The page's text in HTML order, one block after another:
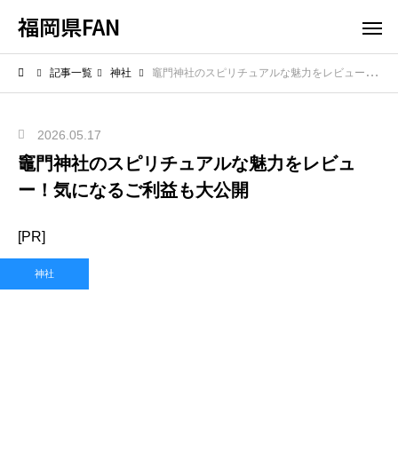
福岡県FAN
記事一覧 神社 竈門神社のスピリチュアルな魅力をレビュー！気になるご利益も大公開
2026.05.17
竈門神社のスピリチュアルな魅力をレビュ
ー！気になるご利益も大公開
[PR]
神社